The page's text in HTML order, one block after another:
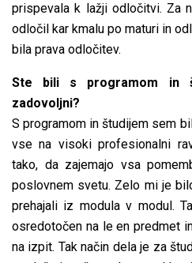
prispevala k lažji odločitvi. Za
odločil kar kmalu po maturi in
bila prava odločitev.
Ste bili s programom in
zadovoljni?
S programom in študijem sem
vse na visoki profesionalni
tako, da zajemajo vsa
poslovnem svetu. Zelo mi je
prehajali iz modula v modul.
osredotočen na le en predmet
na izpit. Tak način dela je za